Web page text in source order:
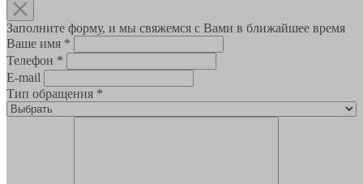
Заполните форму, и мы свяжемся с Вами в ближайшее время
Ваше имя *
Телефон *
E-mail
Тип обращения *